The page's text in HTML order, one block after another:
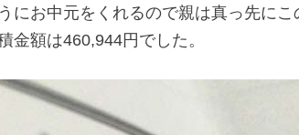
にお中元をくれるので親は真っ先に
金額は460,944円でした。